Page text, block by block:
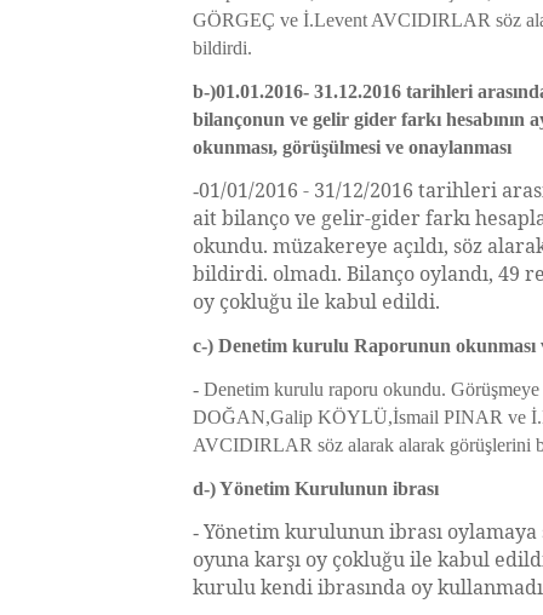
GÖRGEÇ ve İ.Levent AVCIDIRLAR söz
bildirdi.
b-)01.01.2016- 31.12.2016 tarihleri
bilançonun ve gelir gider farkı hesabının
okunması, görüşülmesi ve onaylanması
-01/01/2016 - 31/12/2016 tarihleri
ait bilanço ve gelir-gider farkı
okundu. müzakereye açıldı, söz
bildirdi. olmadı. Bilanço oylandı, 49
oy çokluğu ile kabul edildi.
c-) Denetim kurulu Raporunun okunması
- Denetim kurulu raporu okundu. Görüşmeye
DOĞAN,Galip KÖYLÜ,İsmail PINAR ve
AVCIDIRLAR söz alarak alarak görüşlerini
d-) Yönetim Kurulunun ibrası
- Yönetim kurulunun ibrası
oyuna karşı oy çokluğu ile kabul
kurulu kendi ibrasında oy